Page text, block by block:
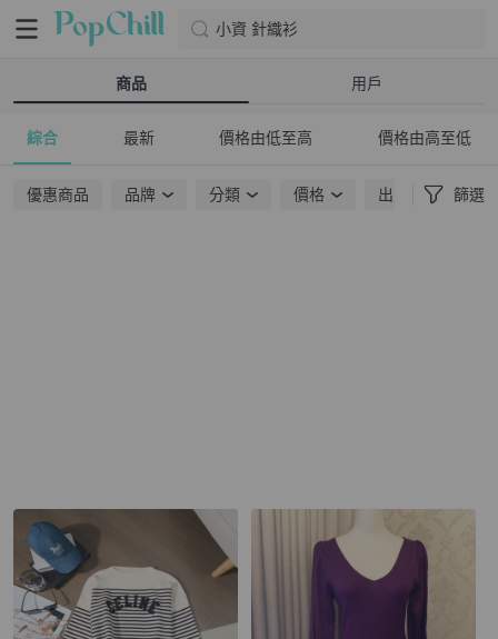
小資 針織衫
商品 用戶
綜合 最新 價格由低至高 價格由高至低
優惠商品 品牌 分類 價格 出貨地點 篩選